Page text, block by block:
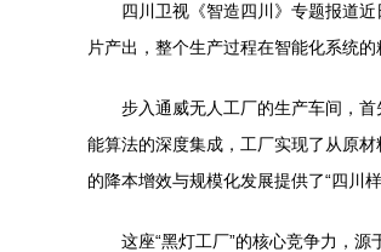
四川卫视《智造四川》专题报道
片产出，整个生产过程在智能化系统
步入通威无人工厂的生产车间，
能算法的深度集成，工厂实现了从原
的降本增效与规模化发展提供了“四川样
这座“黑灯工厂”的核心竞争力，